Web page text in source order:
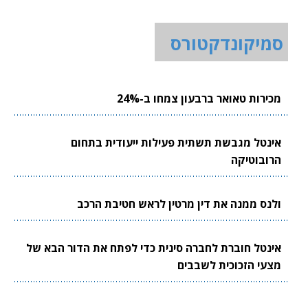
סמיקונדקטורס
מכירות טאואר ברבעון צמחו ב-24%
אינטל מגבשת תשתית פעילות ייעודית בתחום
הרובוטיקה
ולנס ממנה את דין מרטין לראש חטיבת הרכב
אינטל חוברת לחברה סינית כדי לפתח את הדור הבא של
מצעי הזכוכית לשבבים